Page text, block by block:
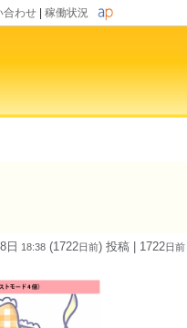
合わせ 稼働状況
日 18:38 (1722日前) 投稿 | 1722日前